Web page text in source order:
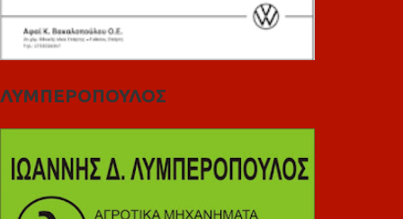
ΛΥΜΠΕΡΟΠΟΥΛΟΣ